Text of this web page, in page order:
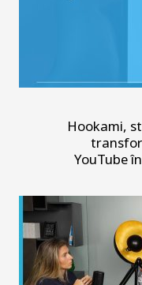
Hookami,
YouTube